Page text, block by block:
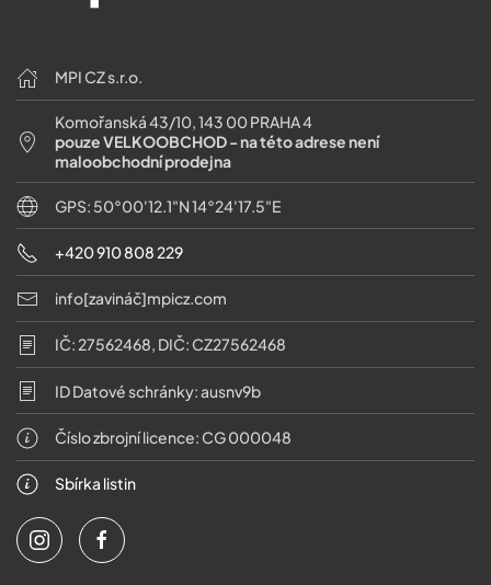
MPI CZ s.r.o.
Komořanská 43/10, 143 00 PRAHA 4
pouze VELKOOBCHOD - na této adrese není
maloobchodní prodejna
GPS: 50°00'12.1"N 14°24'17.5"E
+420 910 808 229
info[zavináč]mpicz.com
IČ: 27562468, DIČ: CZ27562468
ID Datové schránky: ausnv9b
Číslo zbrojní licence: CG 000048
Sbírka listin